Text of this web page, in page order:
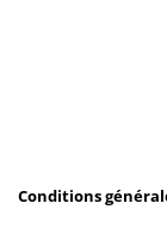
Conditions